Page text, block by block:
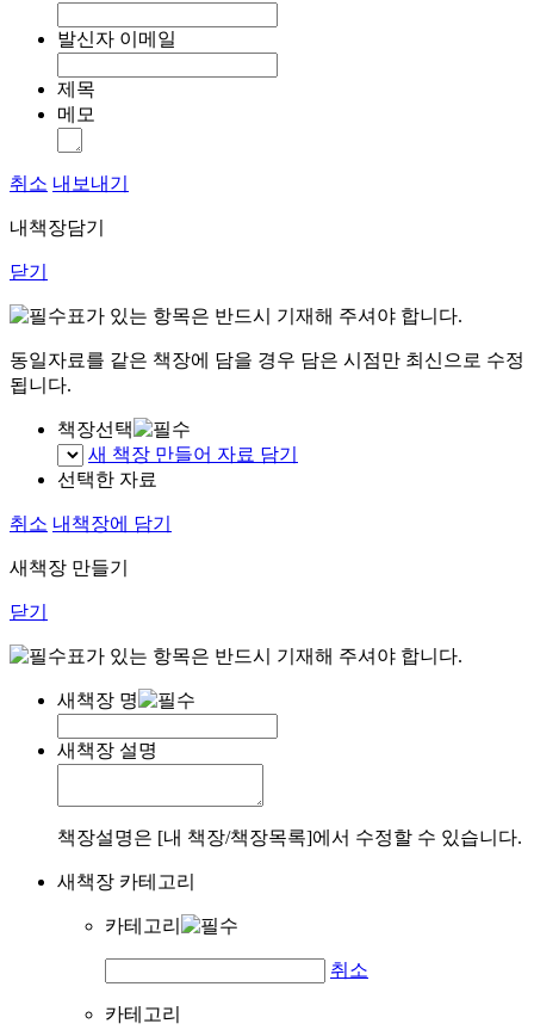
발신자 이메일
제목
메모
취소 내보내기
내책장담기
닫기
표가 있는 항목은 반드시 기재해 주셔야 합니다.
동일자료를 같은 책장에 담을 경우 담은 시점만 최신으로 수정
됩니다.
책장선택
새 책장 만들어 자료 담기
선택한 자료
취소 내책장에 담기
새책장 만들기
닫기
표가 있는 항목은 반드시 기재해 주셔야 합니다.
새책장 명
새책장 설명
책장설명은 [내 책장/책장목록]에서 수정할 수 있습니다.
새책장 카테고리
카테고리
취소
카테고리